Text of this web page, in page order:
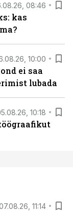
08:46
kas
10:00
ei saa
lubada
10:18
11:14